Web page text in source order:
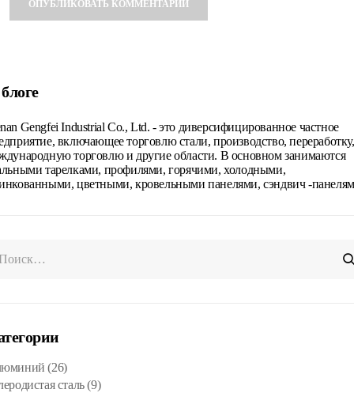
Gengfei Industrial Co., Ltd. - это диверсифицированное частное
включающее торговлю стали, производство, переработку,
торговлю и другие области. В основном занимаются
тарелками, профилями, горячими, холодными,
цветными, кровельными панелями, сэндвич -
(26)
сталь(9)